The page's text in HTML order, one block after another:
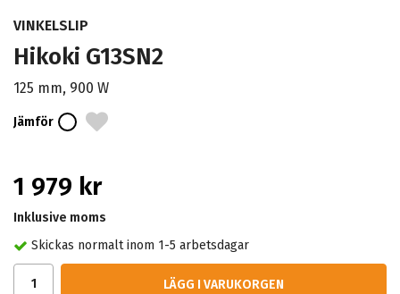
VINKELSLIP
Hikoki G13SN2
125 mm, 900 W
Jämför
1 979 kr
Inklusive moms
Skickas normalt inom 1-5 arbetsdagar
LÄGG I VARUKORGEN